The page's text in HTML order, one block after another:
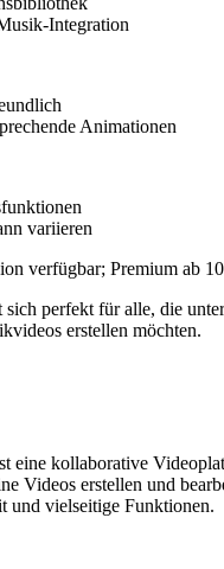
Integration
Animationen
variieren
verfügbar; Premium ab
perfekt für alle, die
erstellen möchten.
eine kollaborative
Videos erstellen und
und vielseitige Funktionen.